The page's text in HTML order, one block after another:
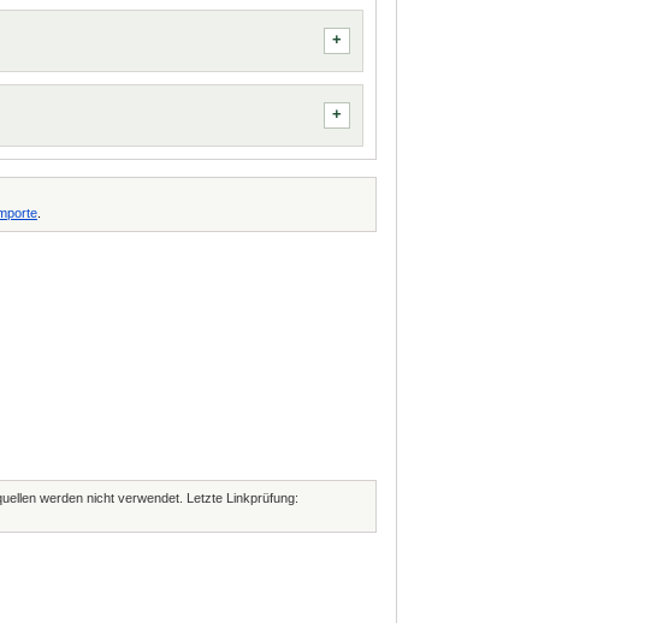
werden nicht verwendet. Letzte Linkprüfung: